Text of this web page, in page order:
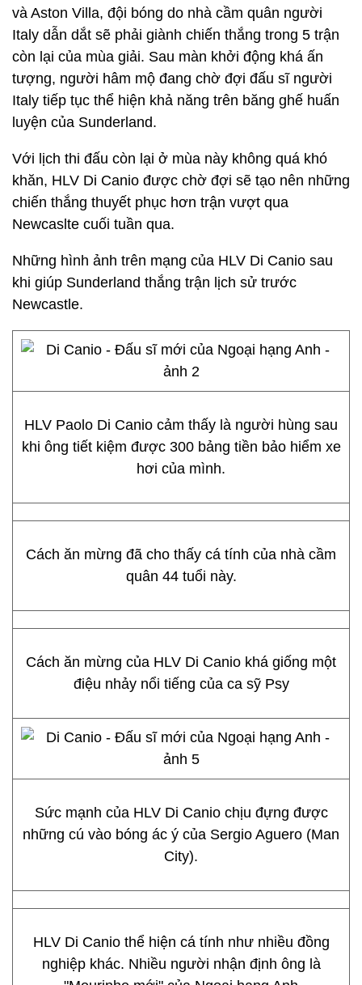
và Aston Villa, đội bóng do nhà cầm quân người
Italy dẫn dắt sẽ phải giành chiến thắng trong 5 trận
còn lại của mùa giải. Sau màn khởi động khá ấn
tượng, người hâm mộ đang chờ đợi đấu sĩ người
Italy tiếp tục thể hiện khả năng trên băng ghế huấn
luyện của Sunderland.
Với lịch thi đấu còn lại ở mùa này không quá khó
khăn, HLV Di Canio được chờ đợi sẽ tạo nên những
chiến thắng thuyết phục hơn trận vượt qua
Newcaslte cuối tuần qua.
Những hình ảnh trên mạng của HLV Di Canio sau
khi giúp Sunderland thắng trận lịch sử trước
Newcastle.
HLV Paolo Di Canio cảm thấy là người hùng sau
khi ông tiết kiệm được 300 bảng tiền bảo hiểm xe
hơi của mình.
Cách ăn mừng đã cho thấy cá tính của nhà cầm
quân 44 tuổi này.
Cách ăn mừng của HLV Di Canio khá giống một
điệu nhảy nổi tiếng của ca sỹ Psy
Sức mạnh của HLV Di Canio chịu đựng được
những cú vào bóng ác ý của Sergio Aguero (Man
City).
HLV Di Canio thể hiện cá tính như nhiều đồng
nghiệp khác. Nhiều người nhận định ông là